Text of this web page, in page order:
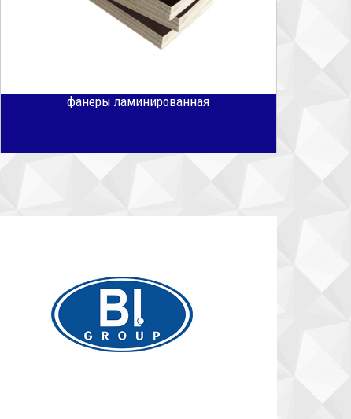
фанеры ламинированная